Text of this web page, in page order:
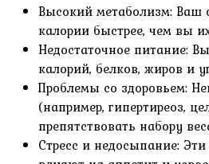
Высокий метаболизм: Ваш
калории быстрее, чем вы
Недостаточное питание:
калорий, белков, жиров и
Проблемы со здоровьем:
(например, гипертиреоз,
препятствовать набору
Стресс и недосыпание: